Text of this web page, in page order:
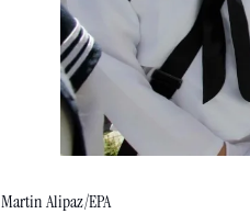
Martin Alipaz/EPA